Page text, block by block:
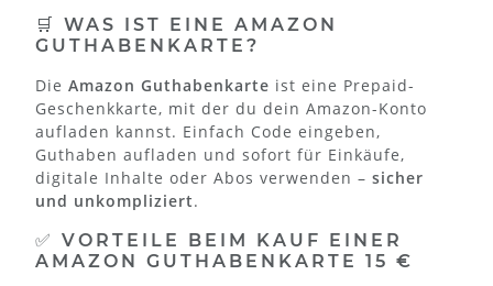
🛒 WAS IST EINE AMAZON
GUTHABENKARTE?
Die Amazon Guthabenkarte ist eine Prepaid-
Geschenkkarte, mit der du dein Amazon-Konto
aufladen kannst. Einfach Code eingeben,
Guthaben aufladen und sofort für Einkäufe,
digitale Inhalte oder Abos verwenden – sicher
und unkompliziert.
✅ VORTEILE BEIM KAUF EINER
AMAZON GUTHABENKARTE 15 €